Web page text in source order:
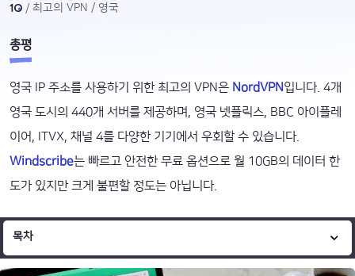
최고의 VPN 영국
총평
영국 IP 주소를 사용하기 위한 최고의 VPN은 NordVPN입니다. 4개
영국 도시의 440개 서버를 제공하며, 영국 넷플릭스, BBC 아이플레
이어, ITVX, 채널 4를 다양한 기기에서 우회할 수 있습니다.
Windscribe는 빠르고 안전한 무료 옵션으로 월 10GB의 데이터 한
도가 있지만 크게 불편할 정도는 아닙니다.
목차